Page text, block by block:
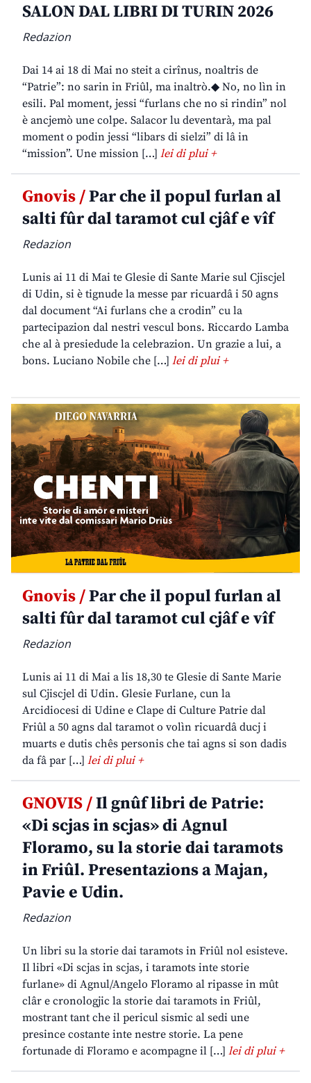
SALON DAL LIBRI DI TURIN 2026
Redazion
Dai 14 ai 18 di Mai no steit a cirînus, noaltris de
“Patrie”: no sarin in Friûl, ma inaltrò.◆ No, no lìn in
esili. Pal moment, jessi “furlans che no si rindin” nol
è ancjemò une colpe. Salacor lu deventarà, ma pal
moment o podin jessi “libars di sielzi” di lâ in
“mission”. Une mission […] lei di plui +
Gnovis /Par che il popul furlan al
salti fûr dal taramot cul cjâf e vîf
Redazion
Lunis ai 11 di Mai te Glesie di Sante Marie sul Cjiscjel
di Udin, si è tignude la messe par ricuardâ i 50 agns
dal document “Ai furlans che a crodin” cu la
partecipazion dal nestri vescul bons. Riccardo Lamba
che al à presiedude la celebrazion. Un grazie a lui, a
bons. Luciano Nobile che […] lei di plui +
Gnovis /Par che il popul furlan al
salti fûr dal taramot cul cjâf e vîf
Redazion
Lunis ai 11 di Mai a lis 18,30 te Glesie di Sante Marie
sul Cjiscjel di Udin. Glesie Furlane, cun la
Arcidiocesi di Udine e Clape di Culture Patrie dal
Friûl a 50 agns dal taramot o volìn ricuardâ ducj i
muarts e dutis chês personis che tai agns si son dadis
da fâ par […] lei di plui +
GNOVIS /Il gnûf libri de Patrie:
«Di scjas in scjas» di Agnul
Floramo, su la storie dai taramots
in Friûl. Presentazions a Majan,
Pavie e Udin.
Redazion
Un libri su la storie dai taramots in Friûl nol esisteve.
Il libri «Di scjas in scjas, i taramots inte storie
furlane» di Agnul/Angelo Floramo al ripasse in mût
clâr e cronologjic la storie dai taramots in Friûl,
mostrant tant che il pericul sismic al sedi une
presince costante inte nestre storie. La pene
fortunade di Floramo e acompagne il […] lei di plui +